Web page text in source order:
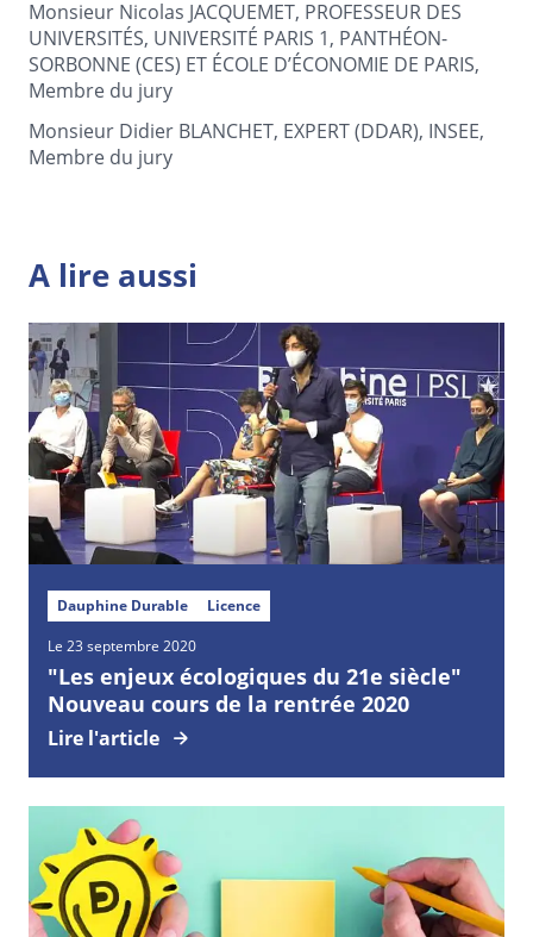
Monsieur Nicolas JACQUEMET, PROFESSEUR DES
UNIVERSITÉS, UNIVERSITÉ PARIS 1, PANTHÉON-
SORBONNE (CES) ET ÉCOLE D’ÉCONOMIE DE PARIS,
Membre du jury
Monsieur Didier BLANCHET, EXPERT (DDAR), INSEE,
Membre du jury
A lire aussi
Dauphine Durable Licence
Le 23 septembre 2020
"Les enjeux écologiques du 21e siècle"
Nouveau cours de la rentrée 2020
Lire l'article